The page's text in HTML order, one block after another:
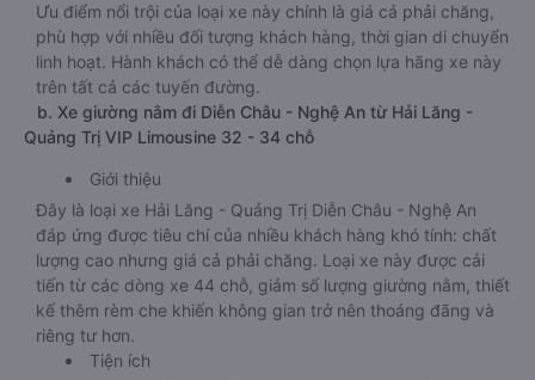
Ưu điểm nổi trội của loại xe này chính là giá cả phải chăng,
phù hợp với nhiều đối tượng khách hàng, thời gian di chuyển
linh hoạt. Hành khách có thể dễ dàng chọn lựa hãng xe này
trên tất cả các tuyến đường.
b. Xe giường nằm đi Diễn Châu - Nghệ An từ Hải Lăng -
Quảng Trị VIP Limousine 32 - 34 chỗ
Giới thiệu
Đây là loại xe Hải Lăng - Quảng Trị Diễn Châu - Nghệ An
đáp ứng được tiêu chí của nhiều khách hàng khó tính: chất
lượng cao nhưng giá cả phải chăng. Loại xe này được cải
tiến từ các dòng xe 44 chỗ, giảm số lượng giường nằm, thiết
kế thêm rèm che khiến không gian trở nên thoáng đãng và
riêng tư hơn.
Tiện ích